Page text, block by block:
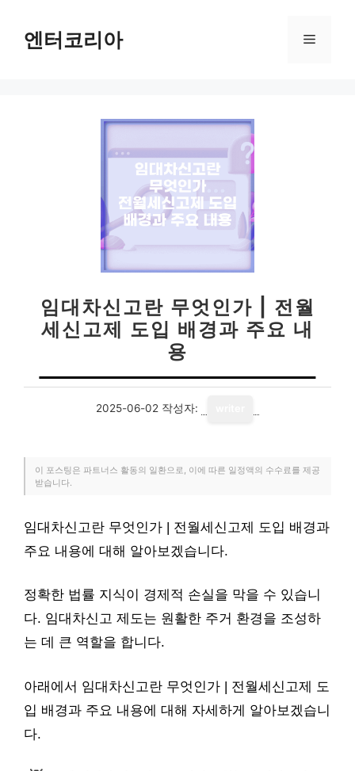
엔터코리아 메
임대차신고란 무엇인가 | 전월
세신고제 도입 배경과 주요 내
용
2025-06-02 작성자:
이 포스팅은 파트너스 활동의 일환으로, 이에 따른 일정액의 수수료를 제공
받습니다.
임대차신고란 무엇인가 | 전월세신고제 도입 배경과
주요 내용에 대해 알아보겠습니다.
정확한 법률 지식이 경제적 손실을 막을 수 있습니
다. 임대차신고 제도는 원활한 주거 환경을 조성하
는 데 큰 역할을 합니다.
아래에서 임대차신고란 무엇인가 | 전월세신고제 도
입 배경과 주요 내용에 대해 자세하게 알아보겠습니
다.